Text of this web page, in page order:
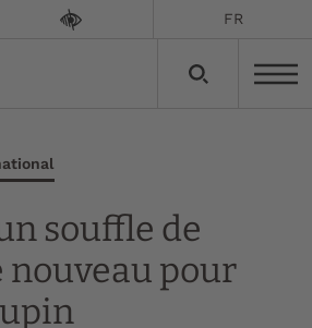
FR
souffle de
nouveau pour